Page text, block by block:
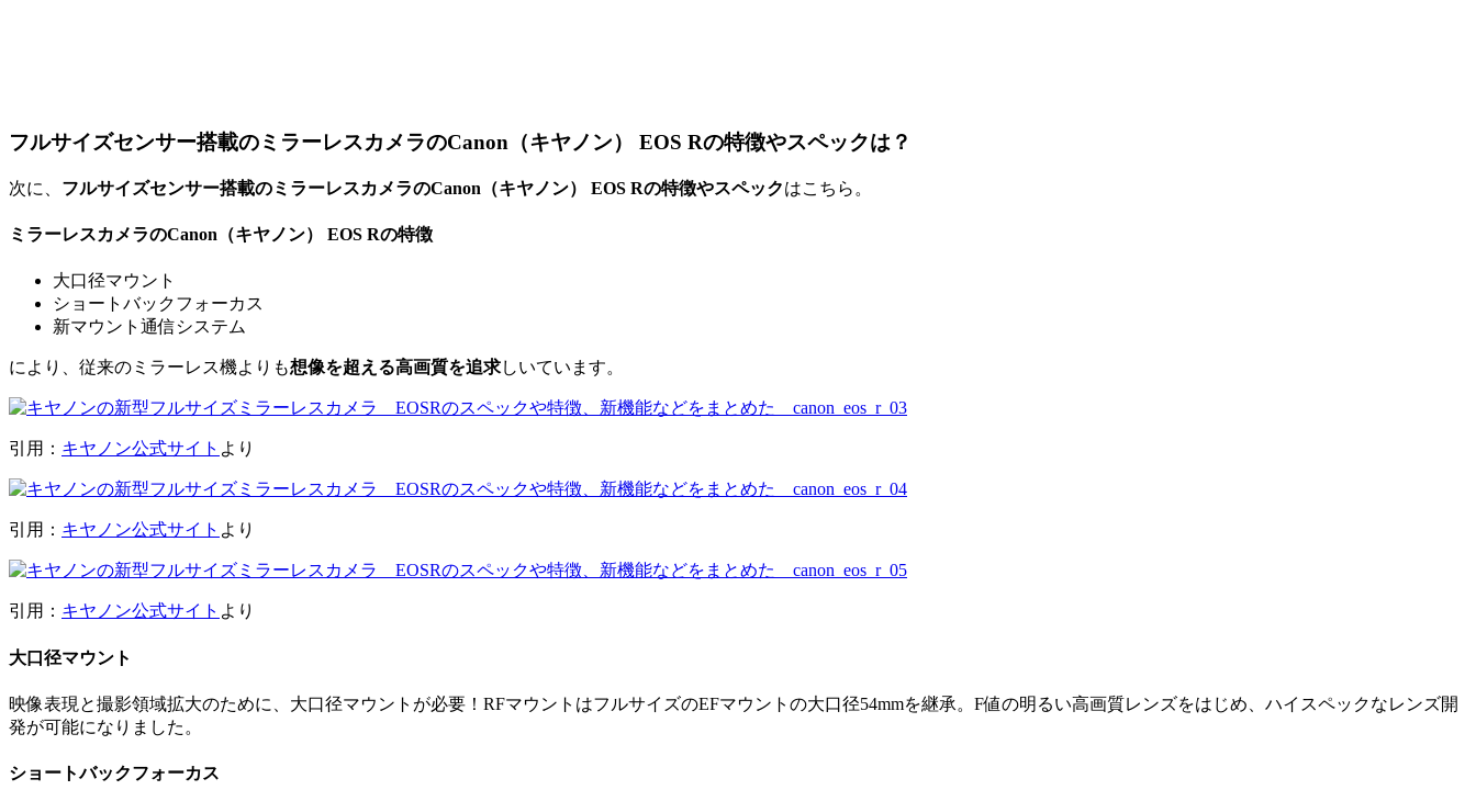
フルサイズセンサー搭載のミラーレスカメラのCanon（キヤノン） EOS Rの特徴やスペックは？
次に、 フルサイズセンサー搭載のミラーレスカメラのCanon（キヤノン） EOS Rの特徴やスペックはこちら。
ミラーレスカメラのCanon（キヤノン） EOS Rの特徴
大口径マウント
ショートバックフォーカス
新マウント通信システム
により、従来のミラーレス機よりも想像を超える高画質を追求しいています。
引用： キヤノン公式サイト より
引用： キヤノン公式サイト より
引用： キヤノン公式サイト より
大口径マウント
映像表現と撮影領域拡大のために、大口径マウントが必要！RFマウントはフルサイズのEFマウントの大口径54mmを継承。F値の明るい高画質レンズをはじめ、ハイスペックなレンズ開
発が可能になりました。
ショートバックフォーカス